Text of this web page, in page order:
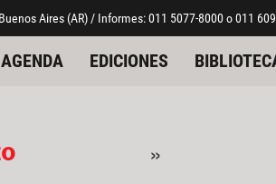
Aires (AR) / Informes: 011 5077-8000 o 011
AGENDA EDICIONES
»